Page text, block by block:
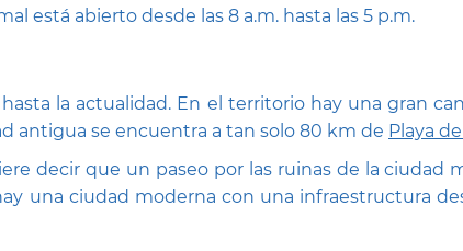
está abierto desde las 8 a.m. hasta las 5 p.m.
la actualidad. En el territorio hay una gran
antigua se encuentra a tan solo 80 km de Playa
decir que un paseo por las ruinas de la ciudad
una ciudad moderna con una infraestructura